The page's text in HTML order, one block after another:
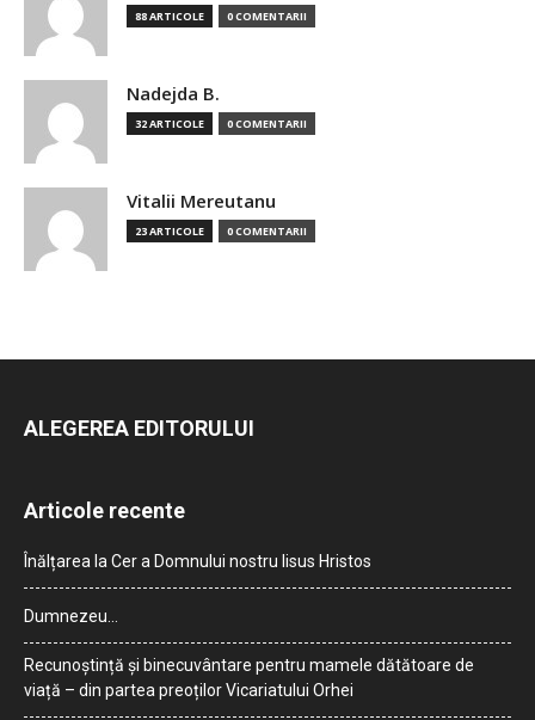
88 ARTICOLE 0 COMENTARII
Nadejda B.
32 ARTICOLE 0 COMENTARII
Vitalii Mereutanu
23 ARTICOLE 0 COMENTARII
ALEGEREA EDITORULUI
Articole recente
Înălțarea la Cer a Domnului nostru Iisus Hristos
Dumnezeu…
Recunoștință și binecuvântare pentru mamele dătătoare de
viață – din partea preoților Vicariatului Orhei